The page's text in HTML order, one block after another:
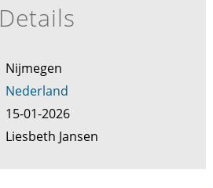
Details
Nijmegen
Nederland
15-01-2026
Liesbeth Jansen